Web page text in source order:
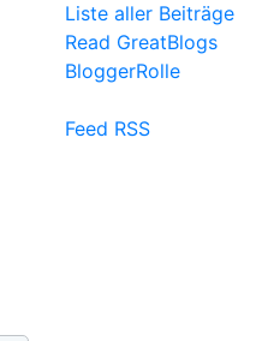
Liste aller Beiträge
Read GreatBlogs
BloggerRolle
Feed RSS